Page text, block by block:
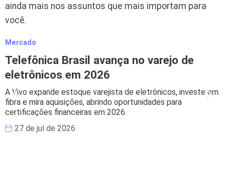
ainda mais nos assuntos que mais importam para
você.
Mercado
Telefônica Brasil avança no varejo de
eletrônicos em 2026
A Vivo expande estoque varejista de eletrônicos, investe em
fibra e mira aquisições, abrindo oportunidades para
certificações financeiras em 2026.
27 de jul de 2026